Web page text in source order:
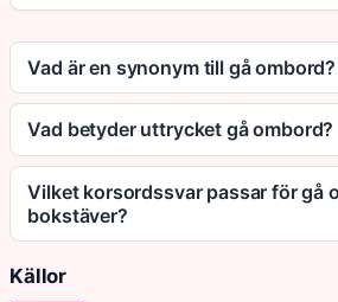
Vad är en synonym till gå ombord?
Vad betyder uttrycket gå ombord?
Vilket korsordssvar passar för gå
bokstäver?
Källor